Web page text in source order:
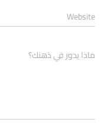
Website
ماذا يدور في ذهنك؟